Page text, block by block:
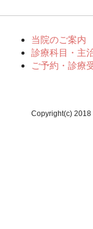
当院のご案内
診療科目・主
ご予約・診療
Copyright(c)